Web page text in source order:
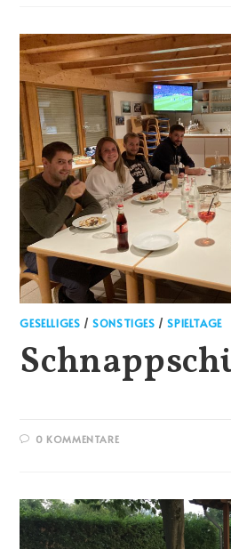
GESELLIGES /SONSTIGES /SPIELTAGE
0 KOMMENTARE